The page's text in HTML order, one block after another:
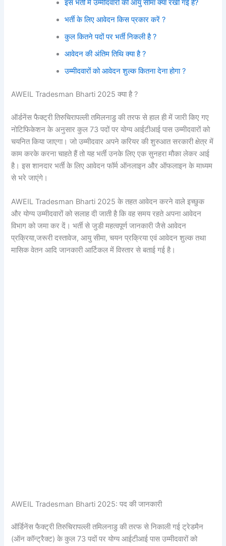
इस भर्ती में उम्मीदवारों की आयु सीमा क्या रखी गई है?
भर्ती के लिए आवेदन किस प्रकार करें ?
कुल कितने पदों पर भर्ती निकली है ?
आवेदन की अंतिम तिथि क्या है ?
उम्मीदवारों को आवेदन शुल्क कितना देना होगा ?
AWEIL Tradesman Bharti 2025 क्या है ?
ऑर्डनेंस फैक्ट्री तिरुचिरापल्ली तमिलनाडु की तरफ से हाल ही में जारी किए गए
नोटिफिकेशन के अनुसार कुल 73 पदों पर योग्य आईटीआई पास उम्मीदवारों को
चयनित किया जाएगा। जो उम्मीदवार अपने करियर की शुरुआत सरकारी क्षेत्र में
काम करके करना चाहते हैं तो यह भर्ती उनके लिए एक सुनहरा मौका लेकर आई
है। इस शानदार भर्ती के लिए आवेदन फॉर्म ऑनलाइन और ऑफलाइन के माध्यम
से भरे जाएंगे।
AWEIL Tradesman Bharti 2025 के तहत आवेदन करने वाले इच्छुक
और योग्य उम्मीदवारों को सलाह दी जाती है कि वह समय रहते अपना आवेदन
विभाग को जमा कर दें। भर्ती से जुडी महत्वपूर्ण जानकारी जैसे आवेदन
प्रक्रिया,जरूरी दस्तावेज, आयु सीमा, चयन प्रक्रिया एवं आवेदन शुल्क तथा
मासिक वेतन आदि जानकारी आर्टिकल में विस्तार से बताई गई है।
AWEIL Tradesman Bharti 2025: पद की जानकारी
ऑर्डिनेंस फैक्ट्री तिरुचिरापल्ली तमिलनाडु की तरफ से निकाली गई ट्रेडमैन
(ऑन कॉन्ट्रैक्ट) के कुल 73 पदों पर योग्य आईटीआई पास उम्मीदवारों को